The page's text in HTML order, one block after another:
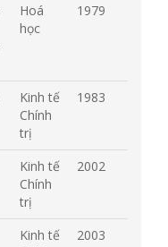
Hoá
học
1979
Kinh tế
Chính
trị
1983
Kinh tế
Chính
trị
2002
Kinh tế
2003